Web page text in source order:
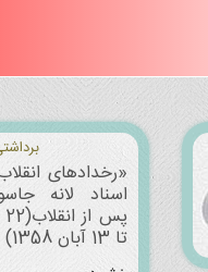
«رخدادهای
اسناد لانه
تا 13 آبان 1358)